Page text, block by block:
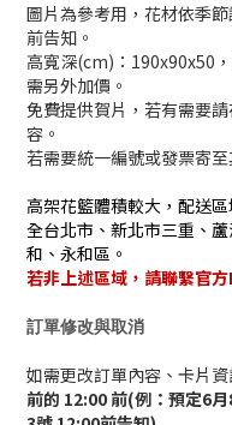
圖片為參考用，花材依季
前告知。
高寬深(cm)：190x90x50
需另外加價。
免費提供賀片，若有需要
容。
若需要統一編號或發票寄
高架花籃體積較大，配送區
全台北市、新北市三重、
和、永和區。
若非上述區域，請聯繫官
訂單修改與取消
如需更改訂單內容、卡片
前的 12:00 前(例：預定6